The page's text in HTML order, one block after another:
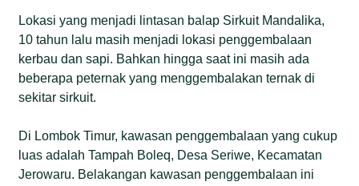
Lokasi yang menjadi lintasan balap Sirkuit Mandalika,
10 tahun lalu masih menjadi lokasi penggembalaan
kerbau dan sapi. Bahkan hingga saat ini masih ada
beberapa peternak yang menggembalakan ternak di
sekitar sirkuit.
Di Lombok Timur, kawasan penggembalaan yang cukup
luas adalah Tampah Boleq, Desa Seriwe, Kecamatan
Jerowaru. Belakangan kawasan penggembalaan ini